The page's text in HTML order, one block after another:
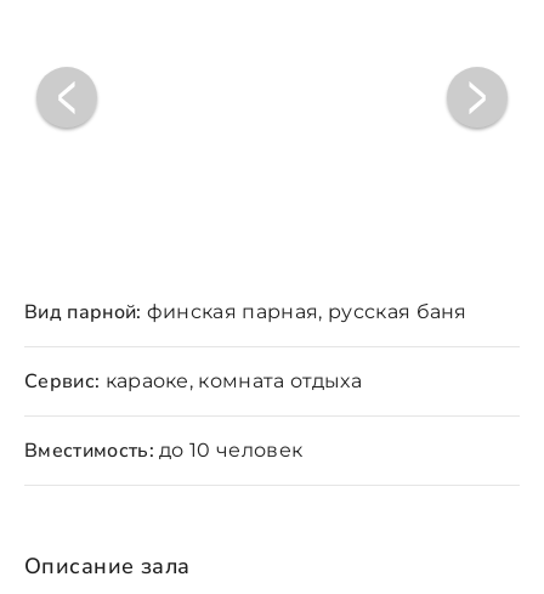
Вид парной: финская парная, русская баня
Сервис: караоке, комната отдыха
Вместимость: до 10 человек
Описание зала